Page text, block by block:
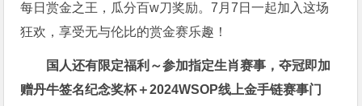
每日赏金之王，瓜分百w刀奖励。7月7日一起加入这场
狂欢，享受无与伦比的赏金赛乐趣！
国人还有限定福利～参加指定生肖赛事，夺冠即加
赠丹牛签名纪念奖杯＋2024WSOP线上金手链赛事门